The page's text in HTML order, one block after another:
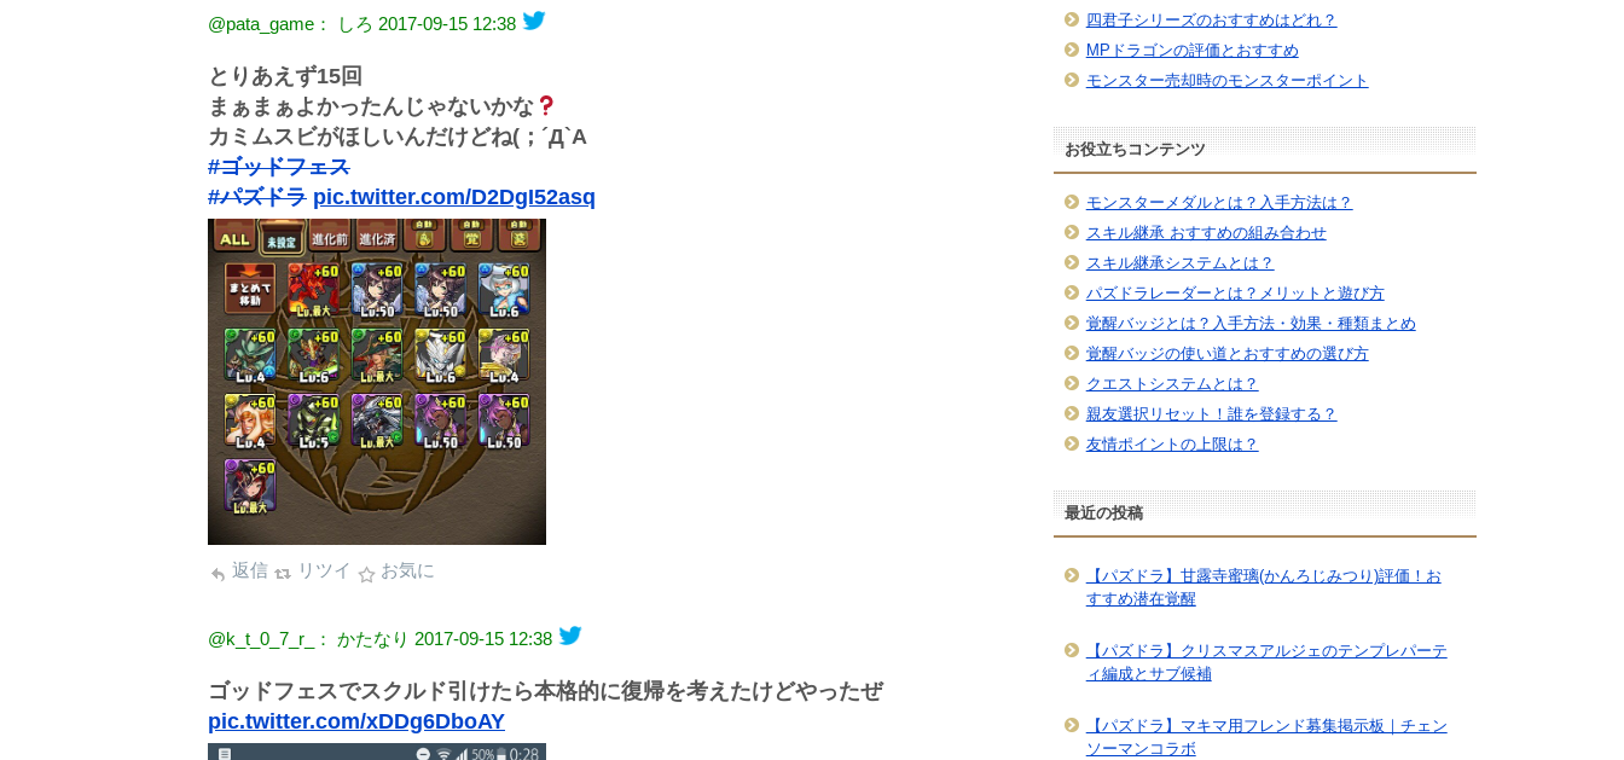
@pata_game： しろ 2017-09-15 12:38
とりあえず15回
まぁまぁよかったんじゃないかな
カミムスビがほしいんだけどね(；´Д`A
#ゴッドフェス
#パズドラ pic.twitter.com/D2DgI52asq
返信 リツイ お気に
@k_t_0_7_r_： かたなり 2017-09-15 12:38
ゴッドフェスでスクルド引けたら本格的に復帰を考えたけどやったぜ
pic.twitter.com/xDDg6DboAY
四君子シリーズのおすすめはどれ？
MPドラゴンの評価とおすすめ
モンスター売却時のモンスターポイント
お役立ちコンテンツ
モンスターメダルとは？入手方法は？
スキル継承 おすすめの組み合わせ
スキル継承システムとは？
パズドラレーダーとは？メリットと遊び方
覚醒バッジとは？入手方法・効果・種類まとめ
覚醒バッジの使い道とおすすめの選び方
クエストシステムとは？
親友選択リセット！誰を登録する？
友情ポイントの上限は？
最近の投稿
【パズドラ】甘露寺蜜璃(かんろじみつり)評価！お
すすめ潜在覚醒
【パズドラ】クリスマスアルジェのテンプレパーテ
ィ編成とサブ候補
【パズドラ】マキマ用フレンド募集掲示板｜チェン
ソーマンコラボ